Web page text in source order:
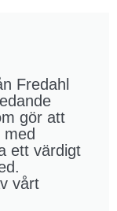
Fredahl
gör att
ett värdigt
vårt